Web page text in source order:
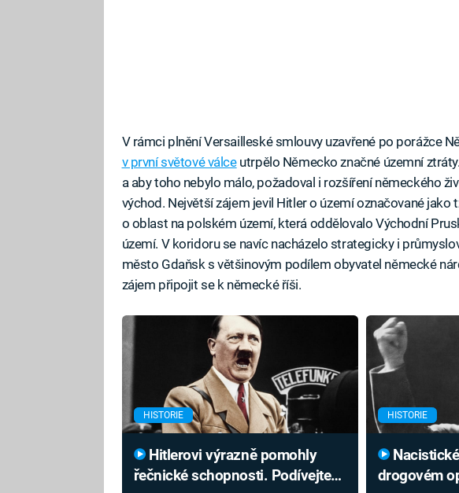
V rámci plnění Versailleské smlouvy uzavřené po porážce
v první světové válceutrpělo Německo značné územní
a aby toho nebylo málo, požadoval i rozšíření německého
východ. Největší zájem jevil Hitler o území označované jako
o oblast na polském území, která oddělovalo Východní
území. V koridoru se navíc nacházelo strategicky i
město Gdaňsk s většinovým podílem obyvatel německé
zájem připojit se k německé říši.
HISTORIE
Hitlerovi výrazně pomohly
řečnické schopnosti. Podívejte
HISTORIE
Nacistické Německo žilo v
drogovém